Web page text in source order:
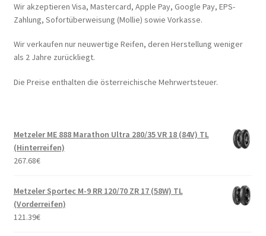
Wir akzeptieren Visa, Mastercard, Apple Pay, Google Pay, EPS-
Zahlung, Sofortüberweisung (Mollie) sowie Vorkasse.
Wir verkaufen nur neuwertige Reifen, deren Herstellung weniger
als 2 Jahre zurückliegt.
Die Preise enthalten die österreichische Mehrwertsteuer.
Metzeler ME 888 Marathon Ultra 280/35 VR 18 (84V) TL
(Hinterreifen)
267.68€
Metzeler Sportec M-9 RR 120/70 ZR 17 (58W) TL
(Vorderreifen)
121.39€